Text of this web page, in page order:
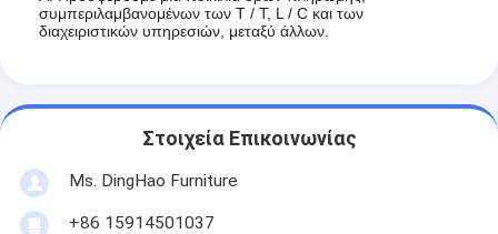
συμπεριλαμβανομένων των T / T, L / C και των
διαχειριστικών υπηρεσιών, μεταξύ άλλων.
Στοιχεία Επικοινωνίας
Ms. DingHao Furniture
+86 15914501037